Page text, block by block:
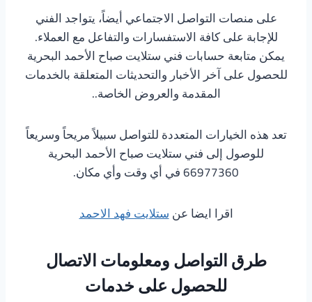
على منصات التواصل الاجتماعي أيضاً، يتواجد الفني
للإجابة على كافة الاستفسارات والتفاعل مع العملاء.
يمكن متابعة حسابات فني ستلايت صباح الأحمد البحرية
للحصول على آخر الأخبار والتحديثات المتعلقة بالخدمات
المقدمة والعروض الخاصة..
تعد هذه الخيارات المتعددة للتواصل سبيلاً مريحاً وسريعاً
للوصول إلى فني ستلايت صباح الأحمد البحرية
66977360 في أي وقت وأي مكان.
اقرا ايضا عنستلايت فهد الاحمد
طرق التواصل ومعلومات الاتصال
للحصول على خدمات